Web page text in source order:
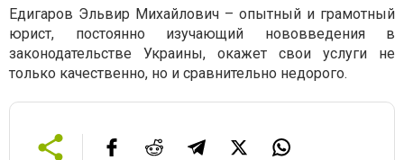
Едигаров Эльвир Михайлович – опытный и грамотный
юрист, постоянно изучающий нововведения в
законодательстве Украины, окажет свои услуги не
только качественно, но и сравнительно недорого.